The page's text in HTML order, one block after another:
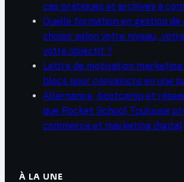
cas pratiques et archives à
Quelle formation en gestion
choisir selon votre niveau,
votre objectif ?
Lettre de motivation
blocs pour convaincre en une
Alternance, bootcamp et
que Rocket School Toulouse
commerce et marketing digital
À LA UNE